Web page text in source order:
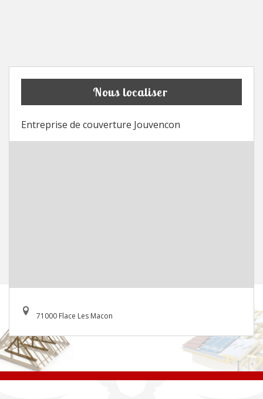
Nous localiser
Entreprise de couverture Jouvencon
71000 Flace Les Macon